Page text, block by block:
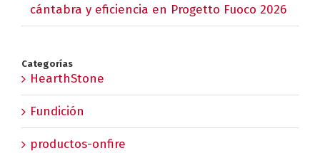
cántabra y eficiencia en Progetto Fuoco 2026
Categorías
HearthStone
Fundición
productos-onfire